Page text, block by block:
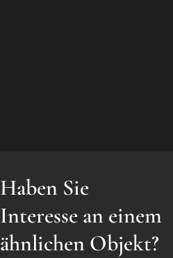
Haben Sie
Interesse an einem
ähnlichen Objekt?